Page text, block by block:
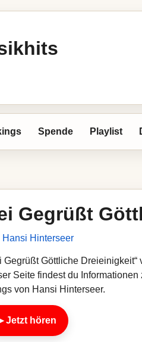
Spende Playlist
Gegrüßt
Hansi Hinterseer
Gegrüßt Göttliche
Seite findest du
von Hansi Hinterseer.
Jetzt hören